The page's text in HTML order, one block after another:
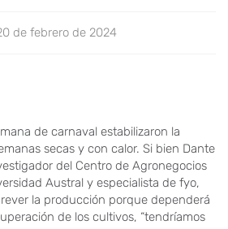
de febrero de 2024
de carnaval estabilizaron la
secas y con calor. Si bien Dante
del Centro de Agronegocios
Austral y especialista de fyo,
la producción porque dependerá
de los cultivos, “tendríamos